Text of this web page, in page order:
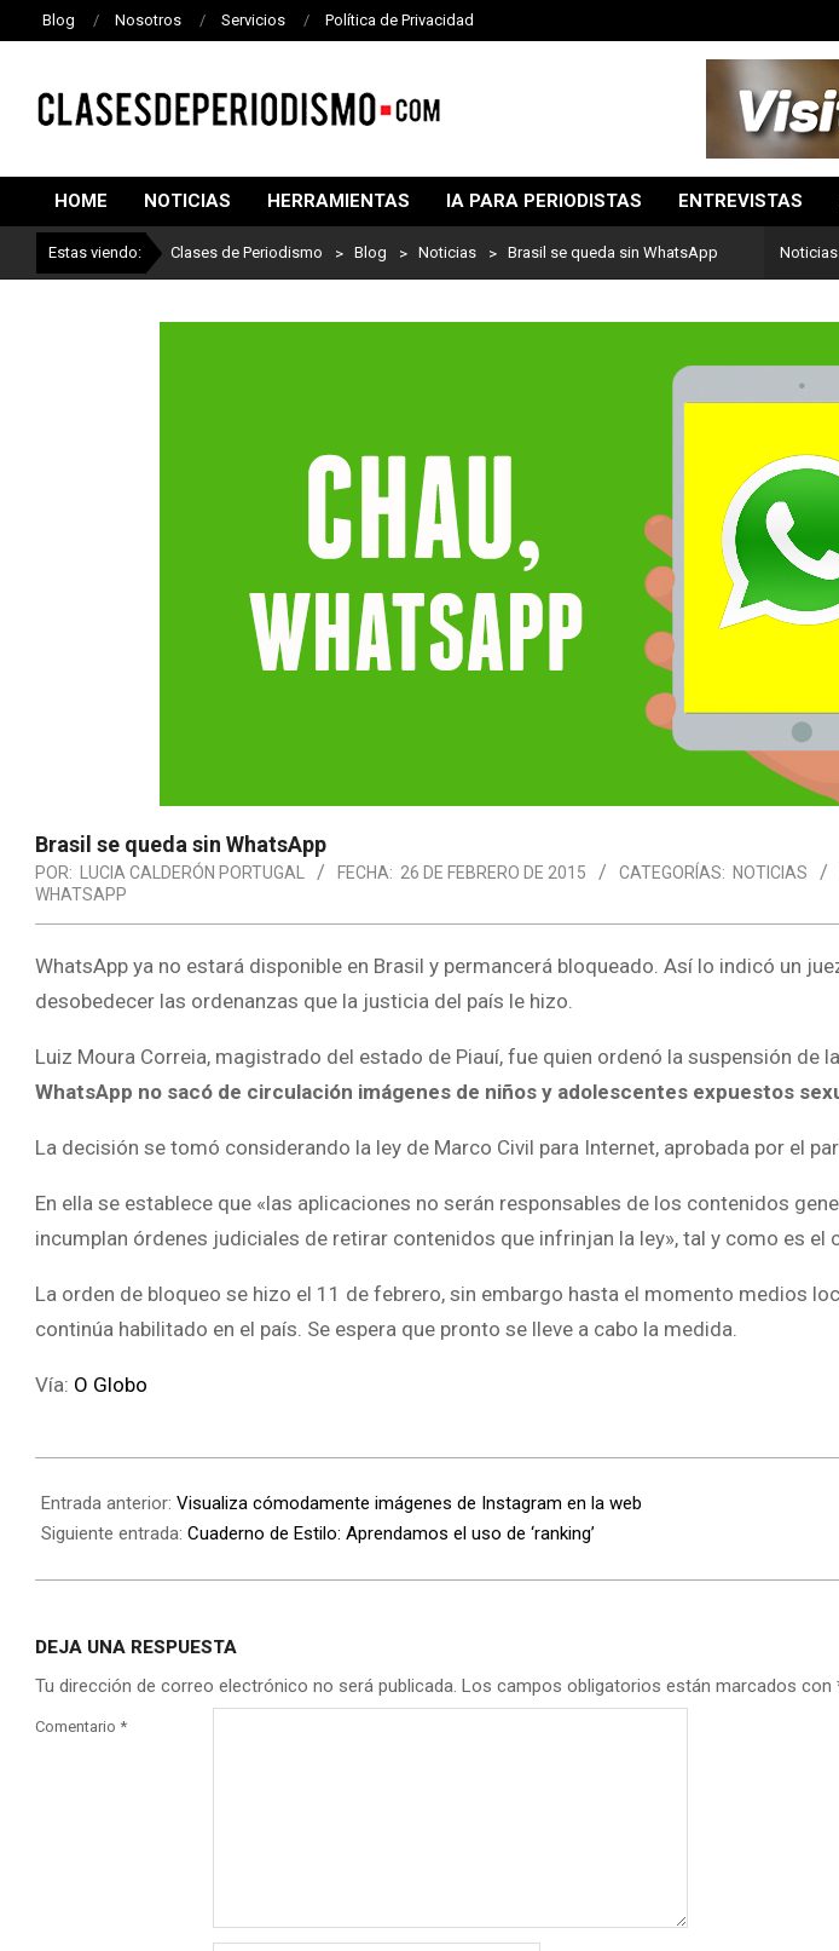
Blog Nosotros Servicios Política de Privacidad
DE
PERIODISMO
HOME NOTICIAS HERRAMIENTAS IA PARA PERIODISTAS ENTREVISTAS
Estas viendo: Clases de Periodismo > Blog > Noticias > Brasil se queda sin WhatsApp
Lo mejor del periodismo: Estos
Brasil se queda sin WhatsApp
POR: LUCIA CALDERÓN PORTUGAL FECHA: 26 DE FEBRERO DE 2015 CATEGORÍAS: NOTICIAS
WHATSAPP
WhatsApp ya no estará disponible en Brasil y permancerá bloqueado. Así lo indicó un
desobedecer las ordenanzas que la justicia del país le hizo.
Luiz Moura Correia, magistrado del estado de Piauí, fue quien ordenó la suspensión de
WhatsApp no sacó de circulación imágenes de niños y adolescentes expuestos
La decisión se tomó considerando la ley de Marco Civil para Internet, aprobada por el
En ella se establece que «las aplicaciones no serán responsables de los contenidos
incumplan órdenes judiciales de retirar contenidos que infrinjan la ley», tal y como es el
La orden de bloqueo se hizo el 11 de febrero, sin embargo hasta el momento medios
continúa habilitado en el país. Se espera que pronto se lleve a cabo la medida.
Vía: O Globo
Entrada anterior: Visualiza cómodamente imágenes de Instagram en la web
Siguiente entrada: Cuaderno de Estilo: Aprendamos el uso de ‘ranking’
DEJA UNA RESPUESTA
Tu dirección de correo electrónico no será publicada. Los campos obligatorios están marcados con
Comentario *